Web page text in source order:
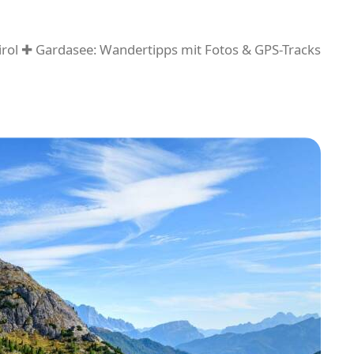
✚ Gardasee: Wandertipps mit Fotos & GPS-Tracks